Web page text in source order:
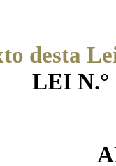
desta
LEI N.°